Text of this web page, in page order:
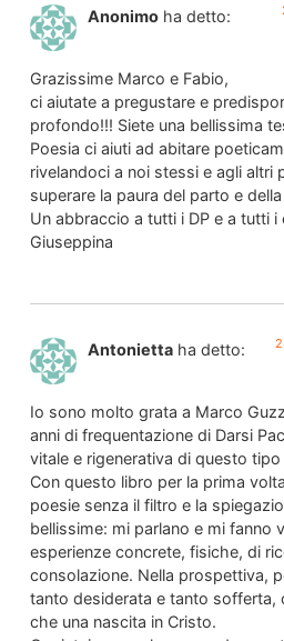
Anonimo ha detto:
Grazissime Marco e Fabio,
ci aiutate a pregustare e
profondo!!! Siete una bellissima
Poesia ci aiuti ad abitare
rivelandoci a noi stessi e agli altri
superare la paura del parto e
Un abbraccio a tutti i DP e a tutti i
Giuseppina
Antonietta ha detto:
Io sono molto grata a Marco
anni di frequentazione di Darsi
vitale e rigenerativa di questo
Con questo libro per la prima
poesie senza il filtro e la
bellissime: mi parlano e mi fanno
esperienze concrete, fisiche, di
consolazione. Nella prospettiva,
tanto desiderata e tanto sofferta,
che una nascita in Cristo.